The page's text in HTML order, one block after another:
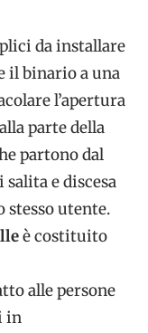
da installare
il binario a una
l’apertura
parte della
partono dal
e discesa
stesso utente.
è costituito
alle persone
in